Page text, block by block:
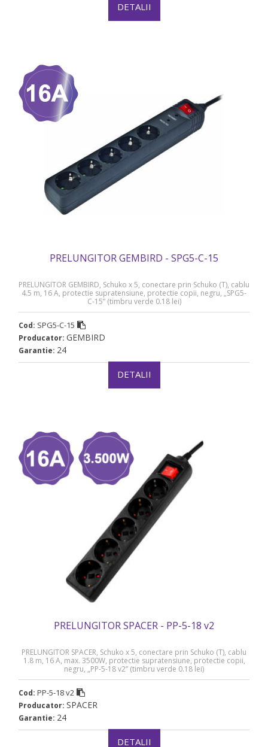
DETALII
PRELUNGITOR GEMBIRD - SPG5-C-15
PRELUNGITOR GEMBIRD, Schuko x 5, conectare prin Schuko (T), cablu
4.5 m, 16 A, protectie supratensiune, protectie copii, negru, „SPG5-
C-15” (timbru verde 0.18 lei)
Cod: SPG5-C-15
Producator: GEMBIRD
Garantie: 24
DETALII
PRELUNGITOR SPACER - PP-5-18 v2
PRELUNGITOR SPACER, Schuko x 5, conectare prin Schuko (T), cablu
1.8 m, 16 A, max. 3500W, protectie supratensiune, protectie copii,
negru, „PP-5-18 v2” (timbru verde 0.18 lei)
Cod: PP-5-18 v2
Producator: SPACER
Garantie: 24
DETALII